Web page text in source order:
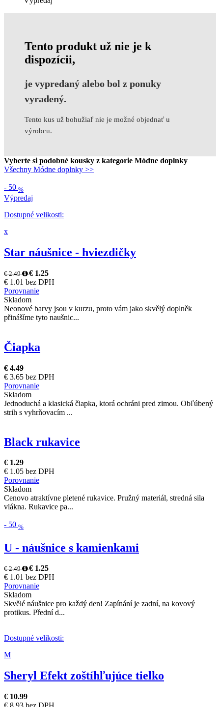
Tento produkt už nie je k
dispozícii,
je vypredaný alebo bol z ponuky
vyradený.
Tento kus už bohužiaľ nie je možné objednať u
výrobcu.
Vyberte si podobné kousky z kategorie Módne doplnky
Všechny Módne doplnky >>
- 50 %
Výpredaj
Dostupné velikosti:
x
Star náušnice - hviezdičky
€ 2.49
€ 1.25
€ 1.01 bez DPH
Porovnanie
Skladom
Neonové barvy jsou v kurzu, proto vám jako skvělý doplněk
přinášíme tyto naušnic...
Čiapka
€ 4.49
€ 3.65 bez DPH
Porovnanie
Skladom
Jednoduchá a klasická čiapka, ktorá ochráni pred zimou. Obľúbený
strih s vyhrňovacím ...
Black rukavice
€ 1.29
€ 1.05 bez DPH
Porovnanie
Skladom
Cenovo atraktívne pletené rukavice. Pružný materiál, stredná sila
vlákna. Rukavice pa...
- 50 %
U - náušnice s kamienkami
€ 2.49
€ 1.25
€ 1.01 bez DPH
Porovnanie
Skladom
Skvělé náušnice pro každý den! Zapínání je zadní, na kovový
protikus. Přední d...
Dostupné velikosti:
M
Sheryl Efekt zoštíhľujúce tielko
€ 10.99